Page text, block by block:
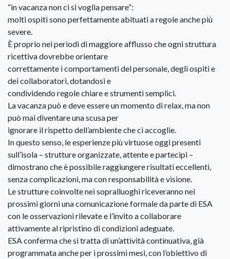
“in vacanza non ci si voglia pensare”:
molti ospiti sono perfettamente abituati a regole anche più
severe.
È proprio nei periodi di maggiore afflusso che ogni struttura
ricettiva dovrebbe orientare
correttamente i comportamenti del personale, degli ospiti e
dei collaboratori, dotandosi e
condividendo regole chiare e strumenti semplici.
La vacanza può e deve essere un momento di relax, ma non
può mai diventare una scusa per
ignorare il rispetto dell’ambiente che ci accoglie.
In questo senso, le esperienze più virtuose oggi presenti
sull’isola – strutture organizzate, attente e partecipi –
dimostrano che è possibile raggiungere risultati eccellenti,
senza complicazioni, ma con responsabilità e visione.
Le strutture coinvolte nei sopralluoghi riceveranno nei
prossimi giorni una comunicazione formale da parte di ESA
con le osservazioni rilevate e l’invito a collaborare
attivamente al ripristino di condizioni adeguate.
ESA conferma che si tratta di un’attività continuativa, già
programmata anche per i prossimi mesi, con l’obiettivo di